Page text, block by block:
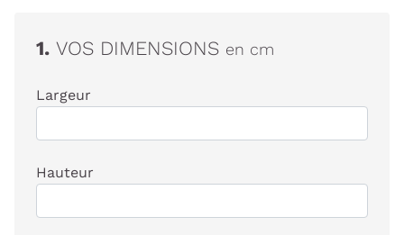
1. VOS DIMENSIONS en cm
Largeur
Hauteur